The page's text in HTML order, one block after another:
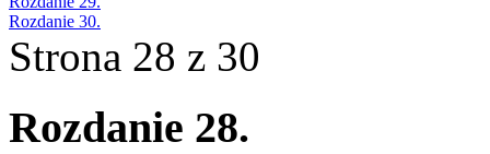
Rozdanie 30.
Strona 28 z 30
Rozdanie 28.